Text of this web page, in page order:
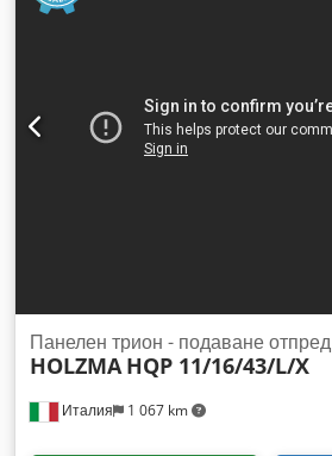
Италия 1 067 km
Панелен трион - подаване отпред
HOLZMA HQP 11/16/43/L/X